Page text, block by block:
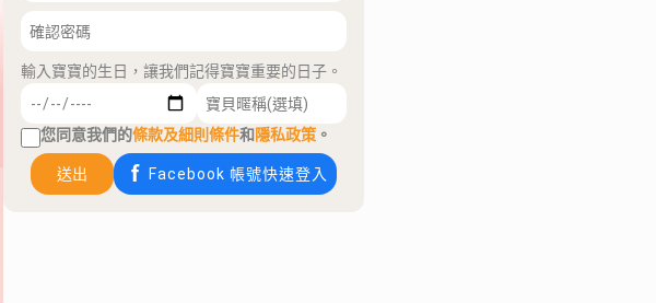
輸入寶寶的生日，讓我們記得寶寶重要的日子。
您同意我們的條款及細則條件和隱私政策 。
送出 Facebook 帳號快速登入